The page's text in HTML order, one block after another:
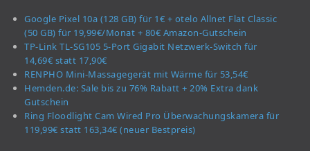
Google Pixel 10a (128 GB) für 1€ + otelo Allnet Flat Classic
(50 GB) für 19,99€/Monat + 80€ Amazon-Gutschein
TP-Link TL-SG105 5-Port Gigabit Netzwerk-Switch für
14,69€ statt 17,90€
RENPHO Mini-Massagegerät mit Wärme für 53,54€
Hemden.de: Sale bis zu 76% Rabatt + 20% Extra dank
Gutschein
Ring Floodlight Cam Wired Pro Überwachungskamera für
119,99€ statt 163,34€ (neuer Bestpreis)